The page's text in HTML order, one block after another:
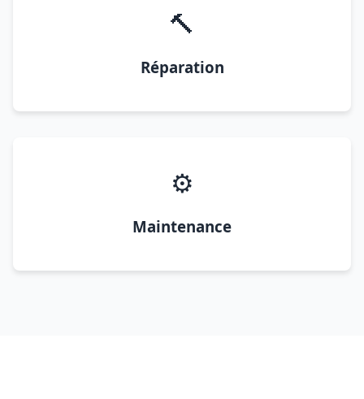
🔨
Réparation
⚙️
Maintenance